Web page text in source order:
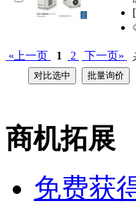
«上一页 1 2 下一页»
商机拓展
免费获